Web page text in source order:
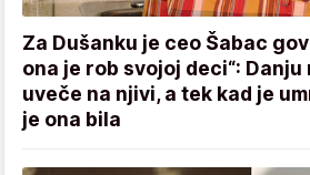
Za Dušanku je ceo Šabac
ona je rob svojoj deci“:
uveče na njivi, a tek kad je
je ona bila